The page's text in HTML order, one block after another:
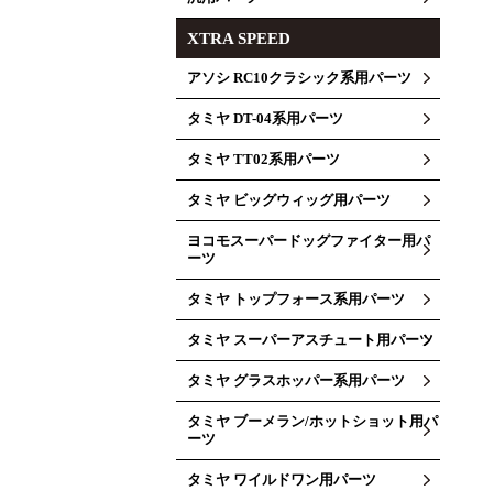
XTRA SPEED
アソシ RC10クラシック系用パーツ
タミヤ DT-04系用パーツ
タミヤ TT02系用パーツ
タミヤ ビッグウィッグ用パーツ
ヨコモスーパードッグファイター用パ
ーツ
タミヤ トップフォース系用パーツ
タミヤ スーパーアスチュート用パーツ
タミヤ グラスホッパー系用パーツ
タミヤ ブーメラン/ホットショット用パ
ーツ
タミヤ ワイルドワン用パーツ